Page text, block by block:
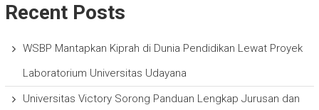
Recent Posts
WSBP Mantapkan Kiprah di Dunia Pendidikan Lewat Proyek
Laboratorium Universitas Udayana
Universitas Victory Sorong Panduan Lengkap Jurusan dan